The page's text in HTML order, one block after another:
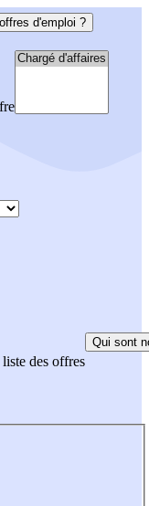
d'emploi ?
des offres
Qui sont